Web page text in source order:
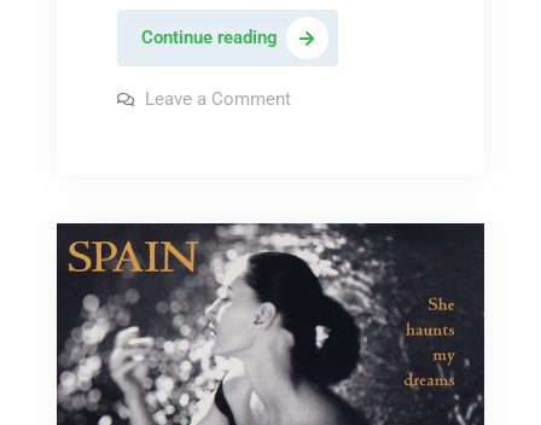
Continue readingMidlake
–
« Acts
Leave a Commenton